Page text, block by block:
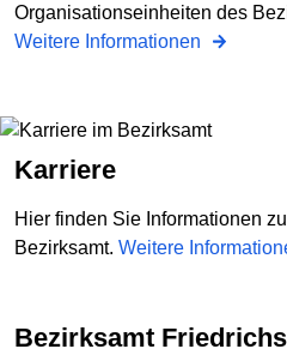
Organisationseinheiten des
Weitere Informationen
Karriere
Hier finden Sie Informationen
Bezirksamt. Weitere
Bezirksamt